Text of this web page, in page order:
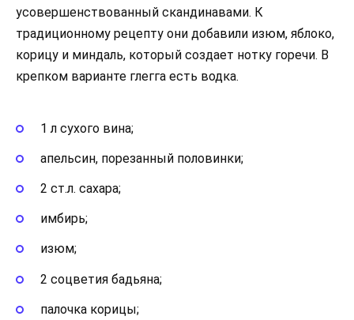
усовершенствованный скандинавами. К
традиционному рецепту они добавили изюм, яблоко,
корицу и миндаль, который создает нотку горечи. В
крепком варианте глегга есть водка.
1 л сухого вина;
апельсин, порезанный половинки;
2 ст.л. сахара;
имбирь;
изюм;
2 соцветия бадьяна;
палочка корицы;